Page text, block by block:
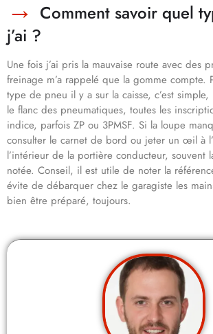
Comment savoir quel
j’ai ?
Une fois j’ai pris la mauvaise route avec des
freinage m’a rappelé que la gomme compte.
type de pneu il y a sur la caisse, c’est
le flanc des pneumatiques, toutes les
indice, parfois ZP ou 3PMSF. Si la loupe
consulter le carnet de bord ou jeter un œil à
l’intérieur de la portière conducteur, souvent
notée. Conseil, il est utile de noter la
évite de débarquer chez le garagiste les
bien être préparé, toujours.